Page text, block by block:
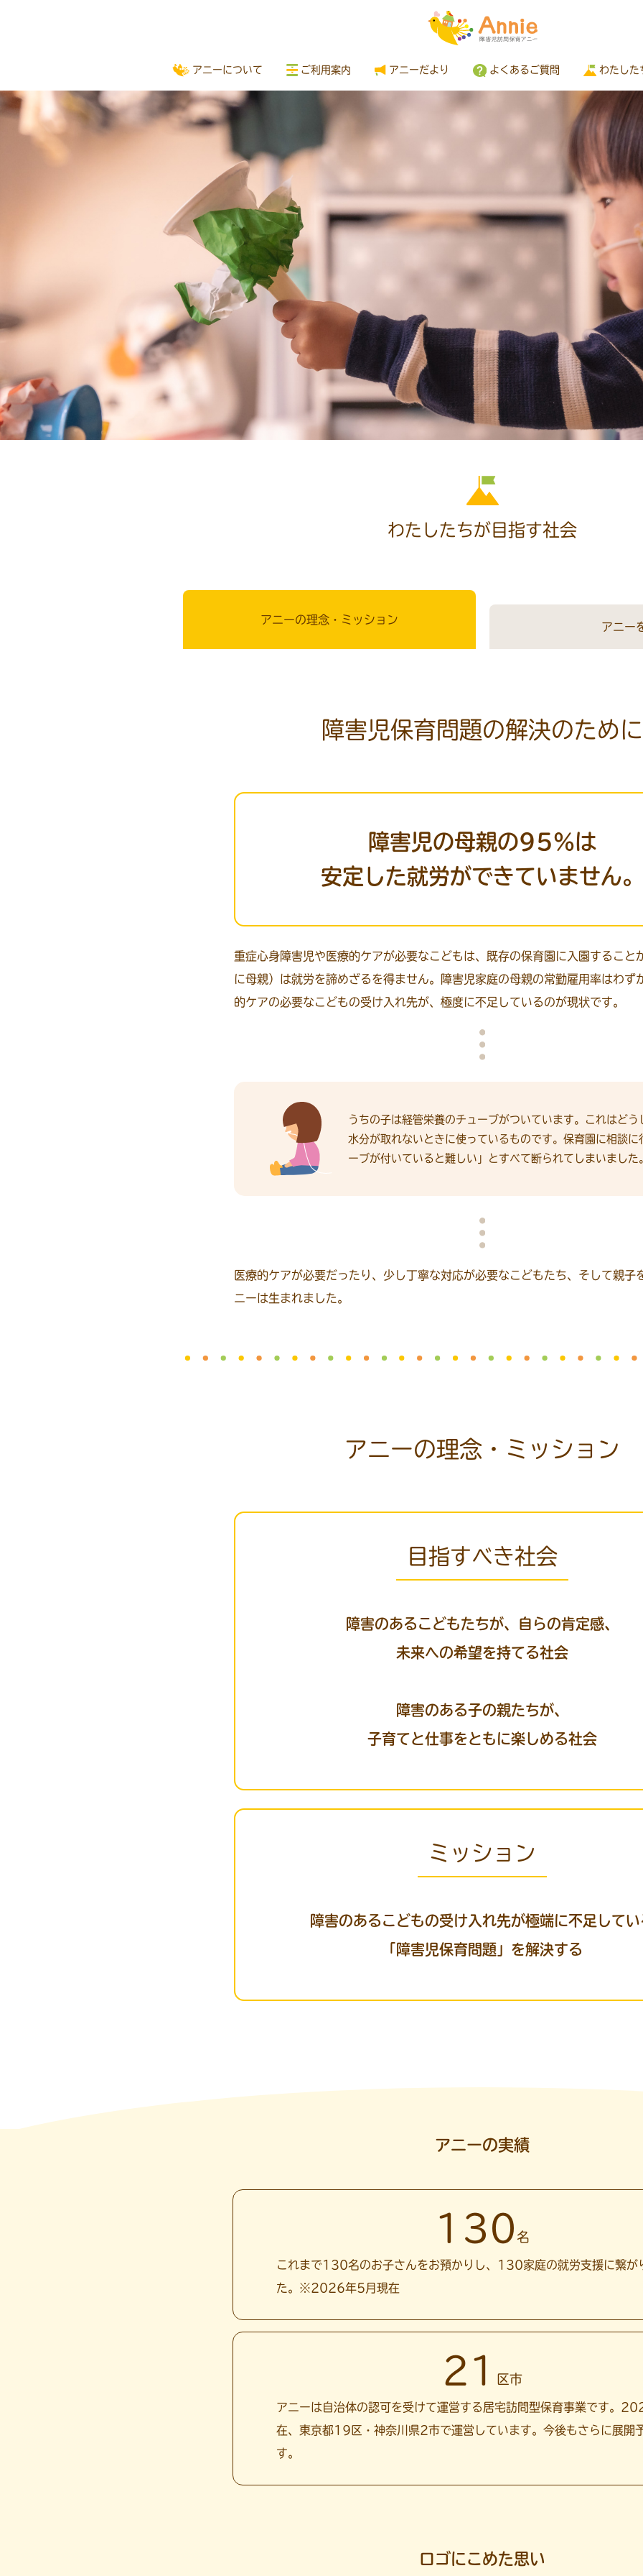
アニーについて ご利用案内 アニーだより よくあるご質問 わたした
わたしたちが目指す社会
アニーの理念・ミッション
アニー
障害児保育問題の解決のために
障害児の母親の95％は
安定した就労ができていません。
重症心身障害児や医療的ケアが必要なこどもは、既存の保育園に入園すること
に母親）は就労を諦めざるを得ません。障害児家庭の母親の常勤雇用率はわず
的ケアの必要なこどもの受け入れ先が、極度に不足しているのが現状です。
うちの子は経管栄養のチューブがついています。これはどう
水分が取れないときに使っているものです。保育園に相談に
ーブが付いていると難しい」とすべて断られてしまいました
医療的ケアが必要だったり、少し丁寧な対応が必要なこどもたち、そして親子
ニーは生まれました。
アニーの理念・ミッション
目指すべき社会
障害のあるこどもたちが、自らの肯定感、
未来への希望を持てる社会
障害のある子の親たちが、
子育てと仕事をともに楽しめる社会
ミッション
障害のあるこどもの受け入れ先が極端に不足してい
「障害児保育問題」を解決する
アニーの実績
130 名
これまで130名のお子さんをお預かりし、130家庭の就労支援に繋が
た。※2026年5月現在
21 区市
アニーは自治体の認可を受けて運営する居宅訪問型保育事業です。
在、東京都19区・神奈川県2市で運営しています。今後もさらに展開
す。
ロゴにこめた思い